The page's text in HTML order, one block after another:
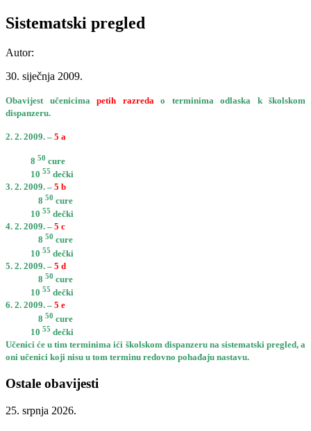
Sistematski pregled
Autor:
30. siječnja 2009.
Obavijest učenicima petih razreda o terminima odlaska k školskom
dispanzeru.
2. 2. 2009. – 5 a
8 50 cure
10 55 dečki
3. 2. 2009. – 5 b
8 50 cure
10 55 dečki
4. 2. 2009. – 5 c
850 cure
10 55 dečki
5. 2. 2009. – 5 d
8 50 cure
10 55 dečki
6. 2. 2009. – 5 e
850 cure
10 55 dečki
Učenici će u tim terminima ići školskom dispanzeru na sistematski pregled, a
oni učenici koji nisu u tom terminu redovno pohađaju nastavu.
Ostale obavijesti
25. srpnja 2026.